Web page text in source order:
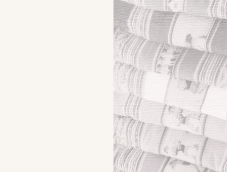
esce il secondo capitolo di Un Quarto di Luna, un libro